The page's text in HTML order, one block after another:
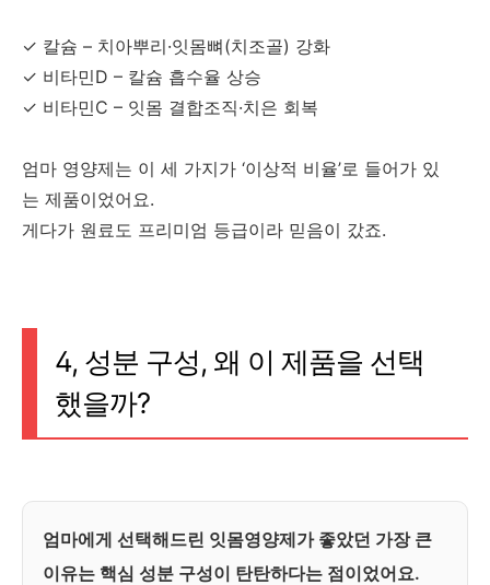
✓ 칼슘 – 치아뿌리·잇몸뼈(치조골) 강화
✓ 비타민D – 칼슘 흡수율 상승
✓ 비타민C – 잇몸 결합조직·치은 회복
엄마 영양제는 이 세 가지가 ‘이상적 비율’로 들어가 있
는 제품이었어요.
게다가 원료도 프리미엄 등급이라 믿음이 갔죠.
4, 성분 구성, 왜 이 제품을 선택
했을까?
엄마에게 선택해드린 잇몸영양제가 좋았던 가장 큰
이유는 핵심 성분 구성이 탄탄하다는 점이었어요.